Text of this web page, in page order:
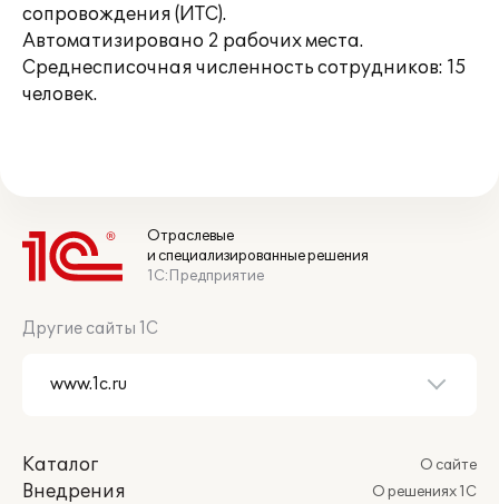
сопровождения (ИТС).
Автоматизировано 2 рабочих места.
Среднесписочная численность сотрудников: 15
человек.
Отраслевые
и специализированные решения
1С:Предприятие
Другие сайты 1С
Каталог
Внедрения
О сайте
О решениях 1С